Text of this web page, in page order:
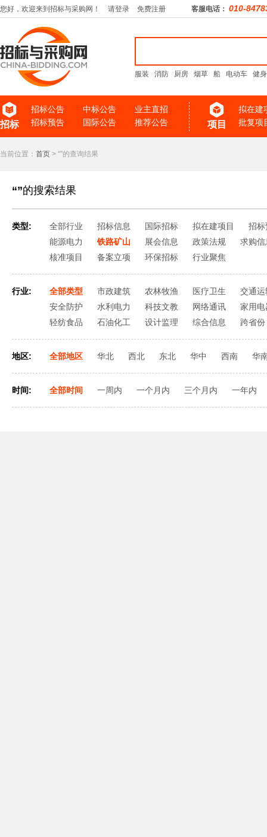
您好，欢迎来到招标与采购网！ 请登录 免费注册 客服电话： 010-
服装 消防 厨房 烟草 船 电动车 健
招标
招标公告 中标公告
业主直招
招标预告
国际公告 推荐公告 项目
拟在建
批复项
当前位置： 首页 > “”的查询结果
“”的搜索结果
类型: 全部行业 招标信息 国际招标 拟在建项目
招标
能源电力
铁路矿山 展会信息 政策法规
求购信
核准项目
备案立项 环保招标 行业聚焦
行业: 全部类型 市政建筑 农林牧渔 医疗卫生
交通运
安全防护
水利电力 科技文教 网络通讯
家用电
轻纺食品
石油化工 设计监理 综合信息 跨省份
地区: 全部地区 华北 西北 东北 华中 西南 华
时间: 全部时间 一周内 一个月内 三个月内 一年内